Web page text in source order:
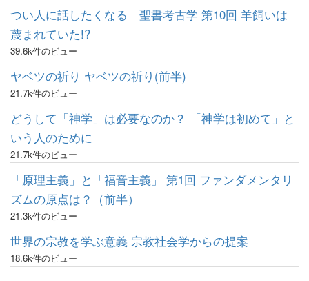
つい人に話したくなる 聖書考古学 第10回 羊飼いは
蔑まれていた!?
39.6k件のビュー
ヤベツの祈り ヤベツの祈り(前半)
21.7k件のビュー
どうして「神学」は必要なのか？ 「神学は初めて」と
いう人のために
21.7k件のビュー
「原理主義」と「福音主義」 第1回 ファンダメンタリ
ズムの原点は？（前半）
21.3k件のビュー
世界の宗教を学ぶ意義 宗教社会学からの提案
18.6k件のビュー